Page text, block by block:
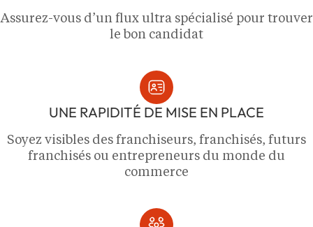
Assurez-vous d’un flux ultra spécialisé pour trouver
le bon candidat
UNE RAPIDITÉ DE MISE EN PLACE
Soyez visibles des franchiseurs, franchisés, futurs
franchisés ou entrepreneurs du monde du
commerce